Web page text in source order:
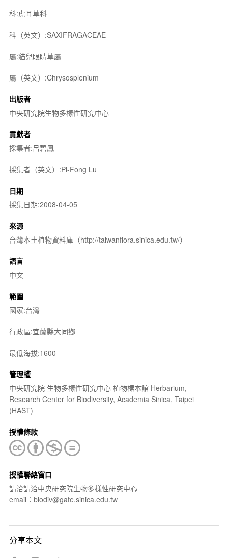
科:虎耳草科
科（英文）:SAXIFRAGACEAE
屬:貓兒眼睛草屬
屬（英文）:Chrysosplenium
出版者
中央研究院生物多樣性研究中心
貢獻者
採集者:呂碧鳳
採集者（英文）:Pi-Fong Lu
日期
採集日期:2008-04-05
來源
台灣本土植物資料庫（http://taiwanflora.sinica.edu.tw/）
語言
中文
範圍
國家:台灣
行政區:宜蘭縣大同鄉
最低海拔:1600
管理權
中央研究院 生物多樣性研究中心 植物標本館 Herbarium,
Research Center for Biodiversity, Academia Sinica, Taipei
(HAST)
授權條款
授權聯絡窗口
請洽請洽中央研究院生物多樣性研究中心
email：biodiv@gate.sinica.edu.tw
分享本文